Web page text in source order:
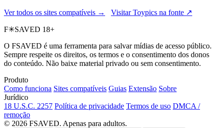
Ver todos os sites compatíveis → Visitar Toypics na fonte ↗
F✳SAVED 18+
O FSAVED é uma ferramenta para salvar mídias de acesso público.
Sempre respeite os direitos, os termos e o consentimento dos donos
do conteúdo. Não baixe material privado ou sem consentimento.
Produto
Como funciona Sites compatíveis Guias Extensão Sobre
Jurídico
18 U.S.C. 2257 Política de privacidade Termos de uso DMCA /
remoção
© 2026 FSAVED. Apenas para adultos.